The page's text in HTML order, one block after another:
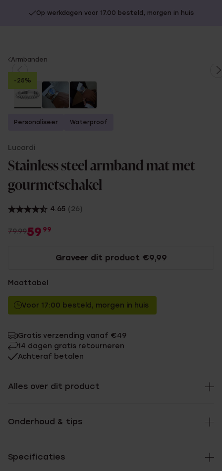
Op werkdagen voor 17.00 besteld, morgen in huis
You
are
here:
Armbanden
-25%
Personaliseer Waterproof
Lucardi
Stainless steel armband mat met
gourmetschakel
4.65 (26)
79.9959 99
Graveer dit product €9,99
Maattabel
Voor 17:00 besteld, morgen in huis
Gratis verzending vanaf €49
14 dagen gratis retourneren
Achteraf betalen
Alles over dit product
Onderhoud & tips
Specificaties